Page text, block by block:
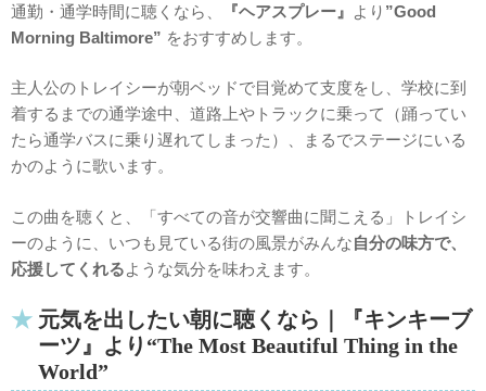
通勤・通学時間に聴くなら、 『ヘアスプレー』 より ”Good
Morning Baltimore” をおすすめします。
主人公のトレイシーが朝ベッドで目覚めて支度をし、学校に到
着するまでの通学途中、道路上やトラックに乗って（踊ってい
たら通学バスに乗り遅れてしまった）、まるでステージにいる
かのように歌います。
この曲を聴くと、「すべての音が交響曲に聞こえる」トレイシ
ーのように、いつも見ている街の風景がみんな自分の味方で、
応援してくれるような気分を味わえます。
元気を出したい朝に聴くなら｜『キンキーブ
ーツ』より“The Most Beautiful Thing in the
World”